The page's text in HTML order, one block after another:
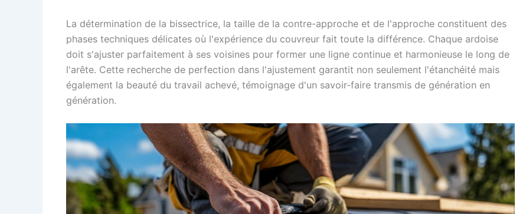
La détermination de la bissectrice, la taille de la contre-approche et de l'approche constituent des
phases techniques délicates où l'expérience du couvreur fait toute la différence. Chaque ardoise
doit s'ajuster parfaitement à ses voisines pour former une ligne continue et harmonieuse le long de
l'arête. Cette recherche de perfection dans l'ajustement garantit non seulement l'étanchéité mais
également la beauté du travail achevé, témoignage d'un savoir-faire transmis de génération en
génération.